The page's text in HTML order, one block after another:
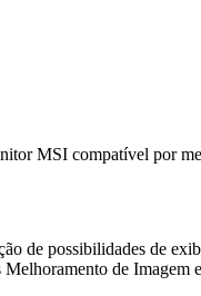
MSI compatível por
de possibilidades de
de